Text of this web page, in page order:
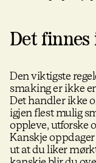
Det finnes
Den viktigste
smaking er ikke
Det handler ikke
igjen flest mulig
oppleve, utforske
Kanskje
ut at du liker